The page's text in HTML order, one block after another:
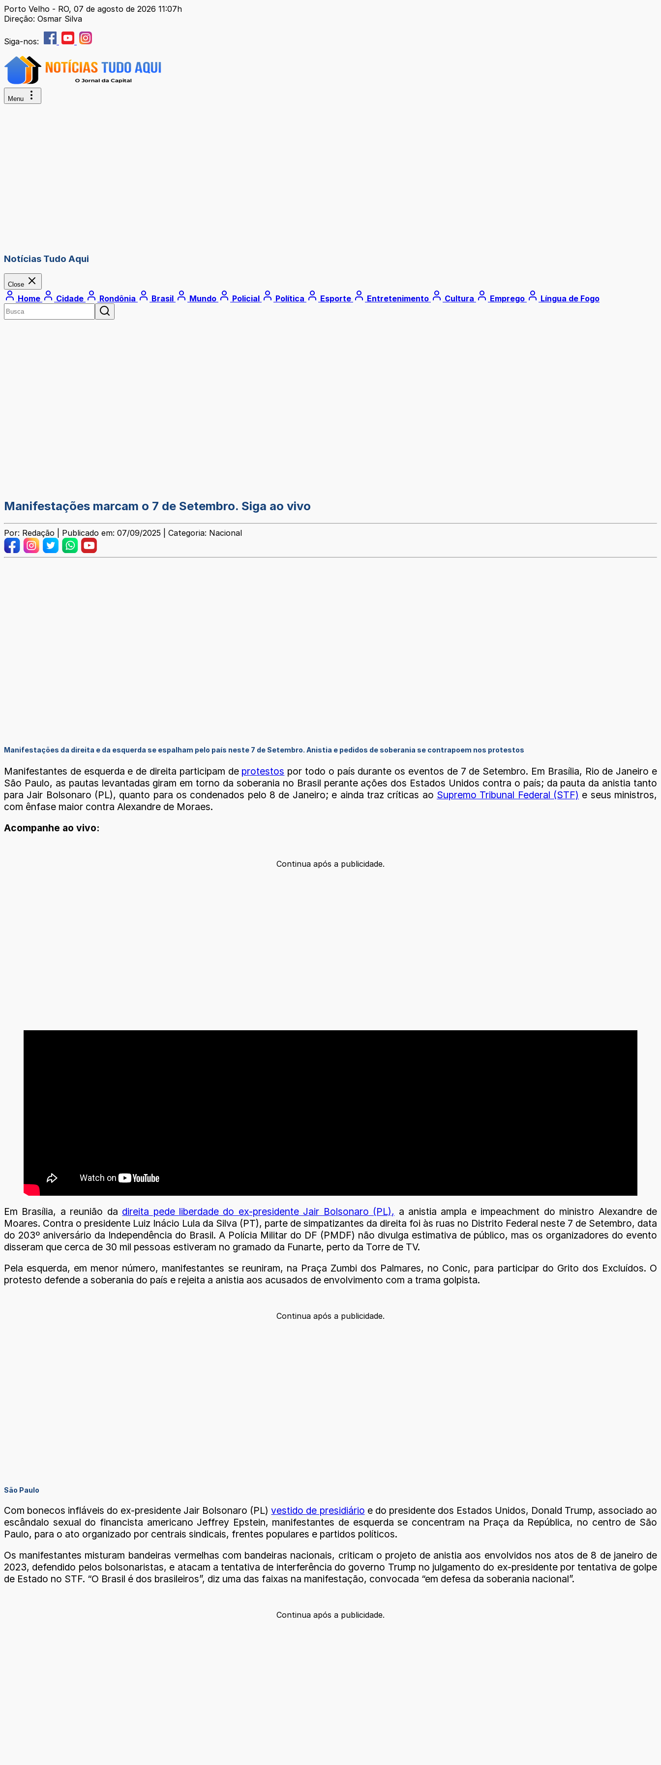
Porto Velho - RO, 07 de agosto de 2026 11:07h
Direção: Osmar Silva
Siga-nos:
Menu
Notícias Tudo Aqui
Close
Home Cidade Rondônia Brasil Mundo Policial Política Esporte Entretenimento Cultura Emprego Língua de Fogo
Manifestações marcam o 7 de Setembro. Siga ao vivo
Por: Redação | Publicado em: 07/09/2025 | Categoria: Nacional
Manifestações da direita e da esquerda se espalham pelo país neste 7 de Setembro. Anistia e pedidos de soberania se contrapoem nos protestos
Manifestantes de esquerda e de direita participam de protestos por todo o país durante os eventos de 7 de Setembro. Em Brasília, Rio de Janeiro e
São Paulo, as pautas levantadas giram em torno da soberania no Brasil perante ações dos Estados Unidos contra o país; da pauta da anistia tanto
para Jair Bolsonaro (PL), quanto para os condenados pelo 8 de Janeiro; e ainda traz críticas ao Supremo Tribunal Federal (STF) e seus ministros,
com ênfase maior contra Alexandre de Moraes.
Acompanhe ao vivo:
Continua após a publicidade.
Em Brasília, a reunião da direita pede liberdade do ex-presidente Jair Bolsonaro (PL), a anistia ampla e impeachment do ministro Alexandre de
Moares. Contra o presidente Luiz Inácio Lula da Silva (PT), parte de simpatizantes da direita foi às ruas no Distrito Federal neste 7 de Setembro, data
do 203º aniversário da Independência do Brasil. A Polícia Militar do DF (PMDF) não divulga estimativa de público, mas os organizadores do evento
disseram que cerca de 30 mil pessoas estiveram no gramado da Funarte, perto da Torre de TV.
Pela esquerda, em menor número, manifestantes se reuniram, na Praça Zumbi dos Palmares, no Conic, para participar do Grito dos Excluídos. O
protesto defende a soberania do país e rejeita a anistia aos acusados de envolvimento com a trama golpista.
Continua após a publicidade.
São Paulo
Com bonecos infláveis do ex-presidente Jair Bolsonaro (PL)vestido de presidiário e do presidente dos Estados Unidos, Donald Trump, associado ao
escândalo sexual do financista americano Jeffrey Epstein, manifestantes de esquerda se concentram na Praça da República, no centro de São
Paulo, para o ato organizado por centrais sindicais, frentes populares e partidos políticos.
Os manifestantes misturam bandeiras vermelhas com bandeiras nacionais, criticam o projeto de anistia aos envolvidos nos atos de 8 de janeiro de
2023, defendido pelos bolsonaristas, e atacam a tentativa de interferência do governo Trump no julgamento do ex-presidente por tentativa de golpe
de Estado no STF. “O Brasil é dos brasileiros”, diz uma das faixas na manifestação, convocada “em defesa da soberania nacional”.
Continua após a publicidade.